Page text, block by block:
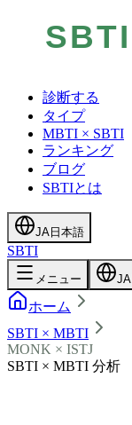
診断する
タイプ
MBTI × SBTI
ランキング
ブログ
SBTIとは
JA 日本語
SBTI
メニュー JA
ホーム
SBTI × MBTI
MONK × ISTJ
SBTI × MBTI 分析